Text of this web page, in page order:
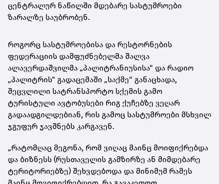
ცენტრალურ ნაწილში მდებარე სასტუმროები
ზარალზე საუბრობენ.
როგორც სასტუმროებისა და რესტორნების
ფედერაციის დამფუძნებელმა შალვა
ალავერდაშვილმა „პალიტრანიუსისა“ და რადიო
„პალიტრის“ გადაცემაში „საქმე“ განაცხადა,
შეცვლილი სატრანსპორტო სქემის გამო
ტურისტული ავტობუსები რიგ ქუჩებზე ვეღარ
გადაადგილდებიან, რის გამოც სასტუმროები მსხვილ
ჯგუფურ ჯავშნებს კარგავენ.
„რატომღაც მეგონა, რომ ვიღაც მაინც მოიფიქრებდა
და ბიზნესს (რუსთაველის გამზირზე ან მიმდებარე
ტერიტორიებზე) შეხვდებოდა და მინიმუმ რამეს